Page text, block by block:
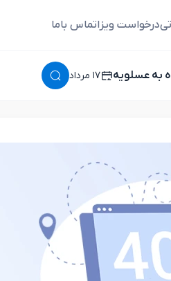
درخواست ویزاتماس باما
به عسلویه ١٧ مرداد